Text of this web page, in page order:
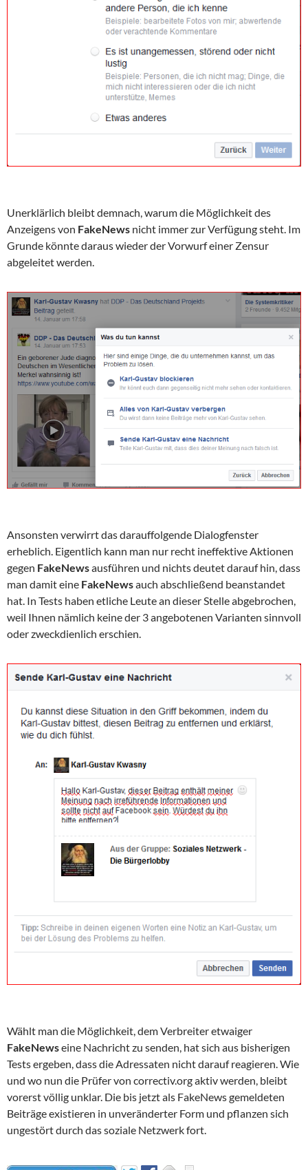
Unerklärlich bleibt demnach, warum die Möglichkeit des
Anzeigens von FakeNews nicht immer zur Verfügung steht. Im
Grunde könnte daraus wieder der Vorwurf einer Zensur
abgeleitet werden.
Ansonsten verwirrt das darauffolgende Dialogfenster
erheblich. Eigentlich kann man nur recht ineffektive Aktionen
gegen FakeNewsausführen und nichts deutet darauf hin, dass
man damit eine FakeNewsauch abschließend beanstandet
hat. In Tests haben etliche Leute an dieser Stelle abgebrochen,
weil Ihnen nämlich keine der 3 angebotenen Varianten sinnvoll
oder zweckdienlich erschien.
Wählt man die Möglichkeit, dem Verbreiter etwaiger
FakeNewseine Nachricht zu senden, hat sich aus bisherigen
Tests ergeben, dass die Adressaten nicht darauf reagieren. Wie
und wo nun die Prüfer von correctiv.org aktiv werden, bleibt
vorerst völlig unklar. Die bis jetzt als FakeNews gemeldeten
Beiträge existieren in unveränderter Form und pflanzen sich
ungestört durch das soziale Netzwerk fort.